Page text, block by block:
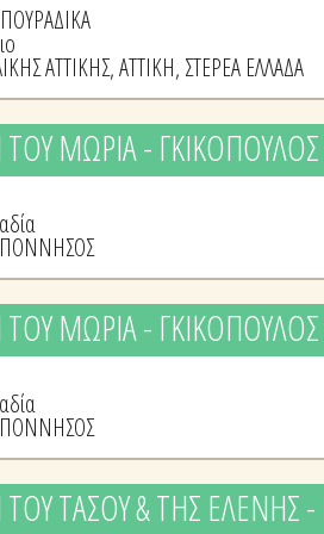
ΑΤΤΙΚΗΣ,ΑΤΤΙΚΗ, ΣΤΕΡΕΑ ΕΛΛΑΔΑ
ΤΟΥ ΜΩΡΙΑ -
ΤΟΥ ΜΩΡΙΑ -
ΤΟΥ ΤΑΣΟΥ & ΤΗΣ